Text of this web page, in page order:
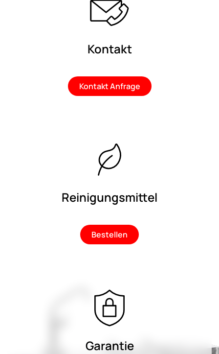
Kontakt
Kontakt Anfrage
Reinigungsmittel
Bestellen
Garantie